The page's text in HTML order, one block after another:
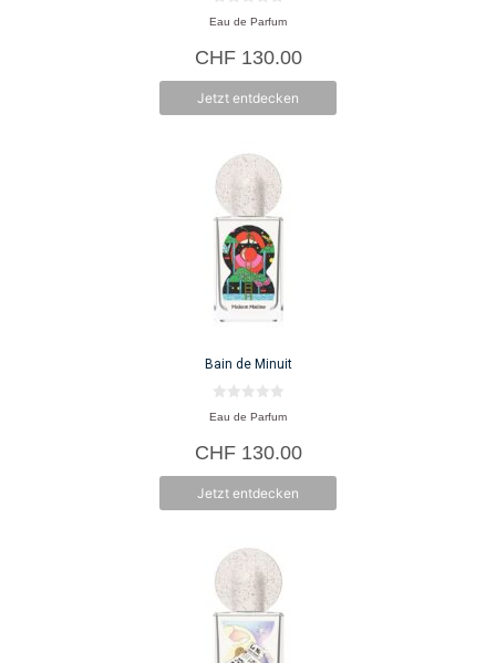
0
v
n
5
Eau de Parfum
CHF130.00
Jetzt entdecken
Bain de Minuit
0
v
n
5
Eau de Parfum
CHF130.00
Jetzt entdecken